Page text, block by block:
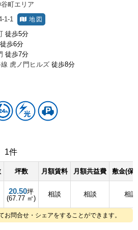
町エリア
1-1 地図
徒歩5分
徒歩6分
徒歩7分
虎ノ門ヒルズ 徒歩8分
1件
坪数 月額賃料 月額共益費 敷金(保
20.50坪
(67.77 ㎡)
相談 相談 相談
お問合せ・シェアをすることができます。